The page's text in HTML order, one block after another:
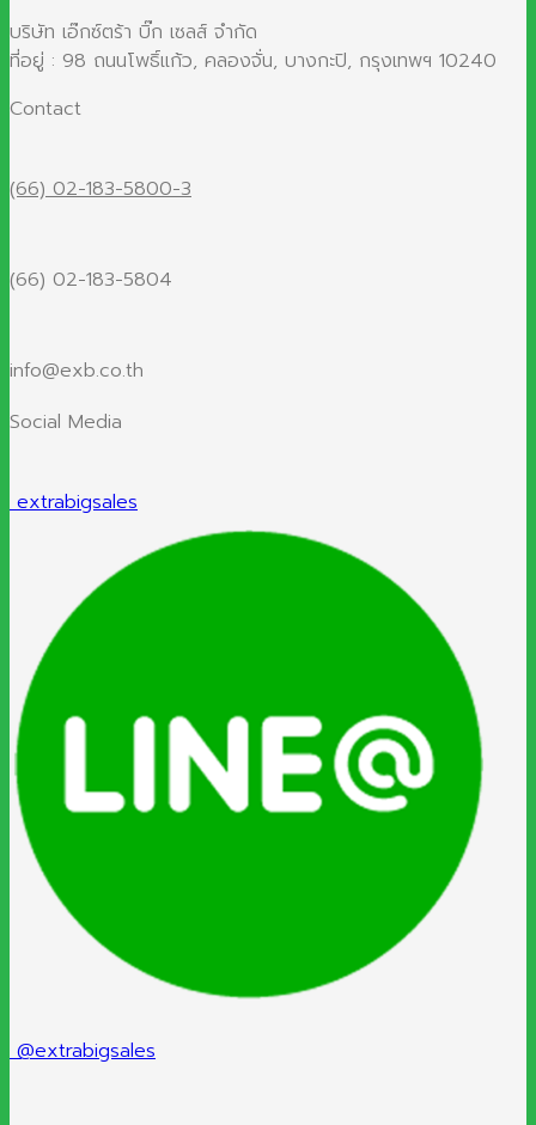
บริษัท เอ๊กซ์ตร้า บิ๊ก เซลส์ จำกัด
ที่อยู่ : 98 ถนนโพธิ์แก้ว, คลองจั่น, บางกะปิ, กรุงเทพฯ 10240
Contact
(66) 02-183-5800-3
(66) 02-183-5804
info@exb.co.th
Social Media
extrabigsales
@extrabigsales